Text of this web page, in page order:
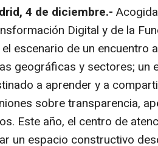
4 de diciembre.-
Digital y de la
escenario de un encuentro
geográficas y sectores; un
a aprender y a
sobre transparencia,
Este año, el centro de
un espacio constructivo